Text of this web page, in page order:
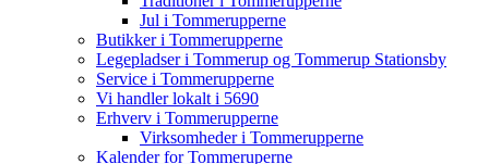
Jul i Tommerupperne
Butikker i Tommerupperne
Legepladser i Tommerup og Tommerup Stationsby
Service i Tommerupperne
Vi handler lokalt i 5690
Erhverv i Tommerupperne
Virksomheder i Tommerupperne
Kalender for Tommeruperne